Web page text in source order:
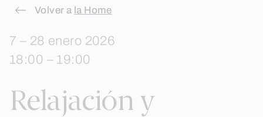
Skip
content
Volver a la Home
7 – 28 enero 2026
18:00 – 19:00
Relajación y